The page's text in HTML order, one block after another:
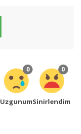
0
Uzgunum
0
Sinirlendim